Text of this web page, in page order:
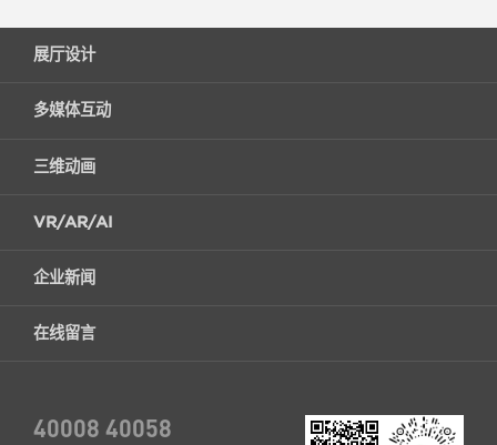
展厅设计
多媒体互动
三维动画
VR/AR/AI
企业新闻
在线留言
40008 40058